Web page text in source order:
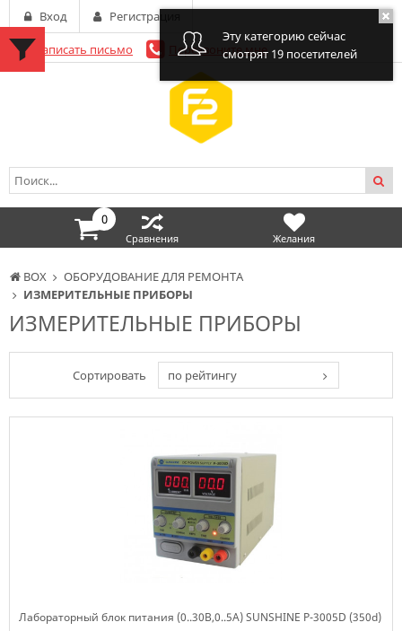
BOX
ОБОРУДОВАНИЕ ДЛЯ РЕМОНТА
ИЗМЕРИТЕЛЬНЫЕ ПРИБОРЫ
ИЗМЕРИТЕЛЬНЫЕ ПРИБОРЫ
Сортировать по рейтингу
Лабораторный блок питания (0..30В,0..5А) SUNSHINE P-3005D (350d)
Написать письмо Перезвоните мне
Вход Регистрация
0
Сравнения Желания
Эту категорию сейчас
смотрят 19 посетителей